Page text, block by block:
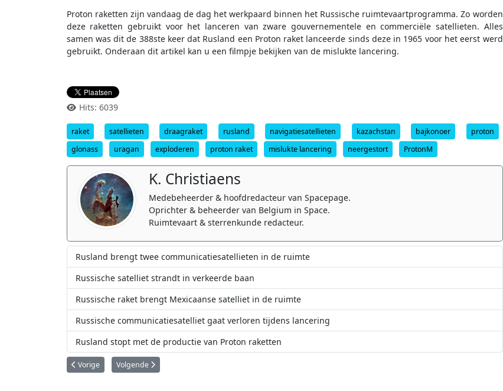
Proton raketten zijn vandaag de dag het werkpaard binnen het Russische ruimtevaartprogramma. Zo worden
deze raketten gebruikt voor het lanceren van zware gouvernementele en commerciële satellieten. Alles
samen was dit de 388ste keer dat Rusland een Proton raket lanceerde sinds deze in 1965 voor het eerst werd
gebruikt. Onderaan dit artikel kan u een filmpje bekijken van de mislukte lancering.
Hits: 6039
raket satellieten draagraket rusland navigatiesatellieten kazachstan bajkonoer
proton
glonass
uragan exploderen proton raket mislukte lancering neergestort ProtonM
K. Christiaens
Medebeheerder & hoofdredacteur van Spacepage.
Oprichter & beheerder van Belgium in Space.
Ruimtevaart & sterrenkunde redacteur.
Rusland brengt twee communicatiesatellieten in de ruimte
Russische satelliet strandt in verkeerde baan
Russische raket brengt Mexicaanse satelliet in de ruimte
Russische communicatiesatelliet gaat verloren tijdens lancering
Rusland stopt met de productie van Proton raketten
Vorig artikel: Vierde Japanse HTV gaat de ruimte in
Vorige Volgende artikel: Eerste Indiase navigatiesatelliet gaat de ruimte in
Volgende